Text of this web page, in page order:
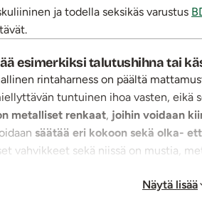
ja todella seksikäs varustus
esimerkiksi talutushihna tai
rintaharness on päältä
tuntuinen ihoa vasten, eikä
metalliset renkaat, joihin voidaan
säätää eri kokoon sekä olka-
vahvikkeet sekä niissä on mustia,
Valjaat voidaan pyyhkiäNäytä lisää